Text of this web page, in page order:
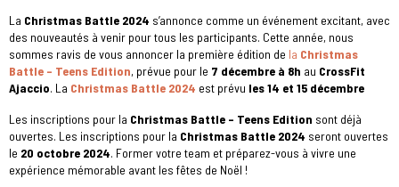
La Christmas Battle 2024 s’annonce comme un événement excitant, avec
des nouveautés à venir pour tous les participants. Cette année, nous
sommes ravis de vous annoncer la première édition de la Christmas
Battle – Teens Edition, prévue pour le 7 décembre à 8h au CrossFit
Ajaccio. La Christmas Battle 2024 est prévu les 14 et 15 décembre
Les inscriptions pour la Christmas Battle – Teens Edition sont déjà
ouvertes. Les inscriptions pour la Christmas Battle 2024 seront ouvertes
le 20 octobre 2024. Former votre team et préparez-vous à vivre une
expérience mémorable avant les fêtes de Noël !